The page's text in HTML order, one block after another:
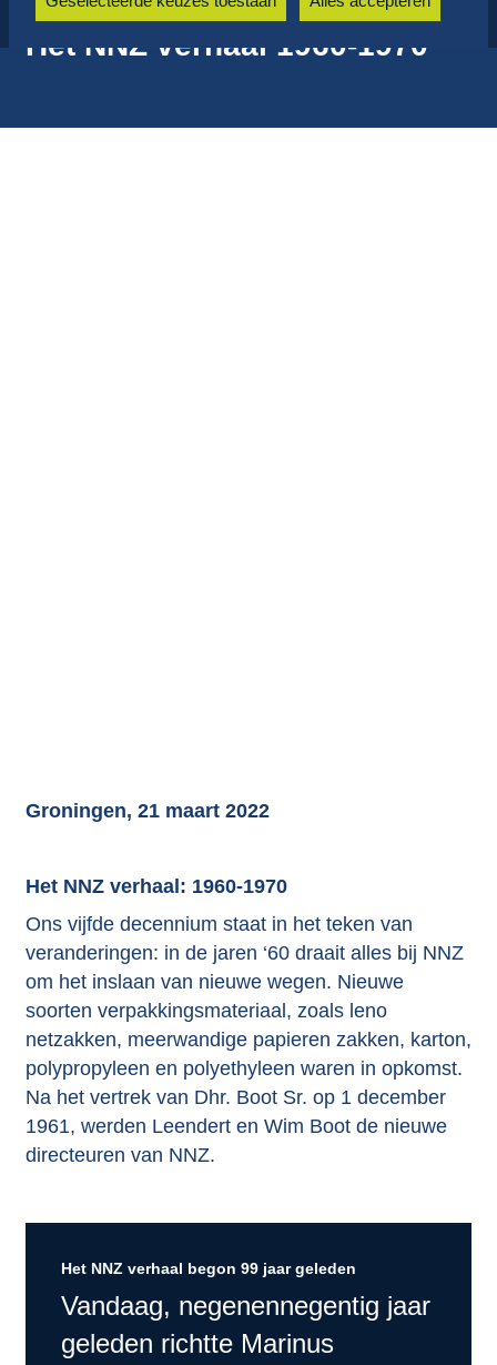
Het NNZ verhaal 1960-1970
Groningen, 21 maart 2022
Het NNZ verhaal: 1960-1970
Ons vijfde decennium staat in het teken van
veranderingen: in de jaren ‘60 draait alles bij NNZ
om het inslaan van nieuwe wegen. Nieuwe
soorten verpakkingsmateriaal, zoals leno
netzakken, meerwandige papieren zakken, karton,
polypropyleen en polyethyleen waren in opkomst.
Na het vertrek van Dhr. Boot Sr. op 1 december
1961, werden Leendert en Wim Boot de nieuwe
directeuren van NNZ.
Het NNZ verhaal begon 99 jaar geleden
Vandaag, negenennegentig jaar
geleden richtte Marinus